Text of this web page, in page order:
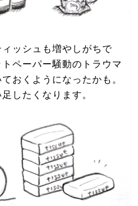
ッシュも増やしがちで
ペーパー騒動のトラウマ
おくようになったかも。
したくなります。